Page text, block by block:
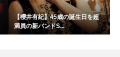
【櫻井有紀】45歳の誕生日を超
満員の新バンドS...